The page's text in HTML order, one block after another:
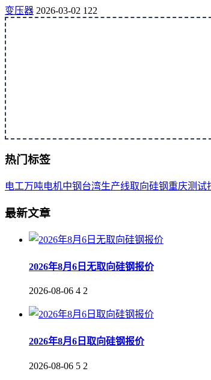
变压器 2026-03-02 122
热门标签
电工万吨电机中钢台湾生产线取向硅钢重庆测试
最新文章
2026年8月6日无取向硅钢报价
2026-08-06 4 2
2026年8月6日取向硅钢报价
2026-08-06 5 2